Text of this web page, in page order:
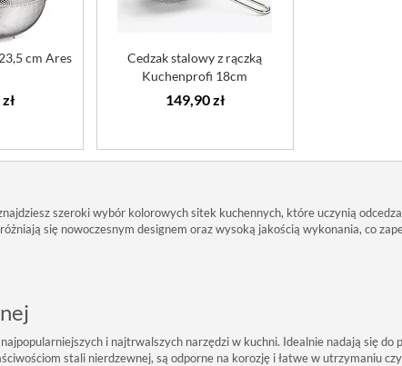
cm Ares
Cedzak stalowy z rączką
Kuchenprofi 18cm
149,90 zł
szeroki wybór kolorowych sitek kuchennych, które uczynią
się nowoczesnym designem oraz wysoką jakością wykonania, co
i najtrwalszych narzędzi w kuchni. Idealnie nadają się do
stali nierdzewnej, są odporne na korozję i łatwe w utrzymaniu